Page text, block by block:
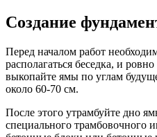
Создание
Перед началом работ
располагаться беседка, и
выкопайте ямы по углам
около 60-70 см.
После этого утрамбуйте дно
специального трамбовочного